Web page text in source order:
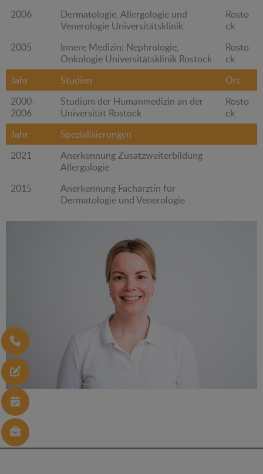
2006
Dermatologie, Allergologie und
Venerologie Universitätsklinik
Rosto
ck
2005
Innere Medizin: Nephrologie,
Onkologie Universitätsklinik Rostock
Rosto
ck
Jahr
Studien
Ort
2000-
2006
Studium der Humanmedizin an der
Universität Rostock
Rosto
ck
Jahr
Spezialisierungen
2021
Anerkennung Zusatzweiterbildung
Allergologie
2015
Anerkennung Fachärztin für
Dermatologie und Venerologie